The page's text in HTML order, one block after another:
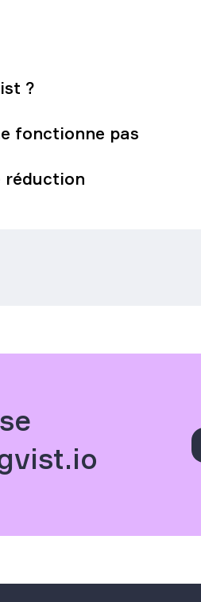
?
fonctionne pas
réduction